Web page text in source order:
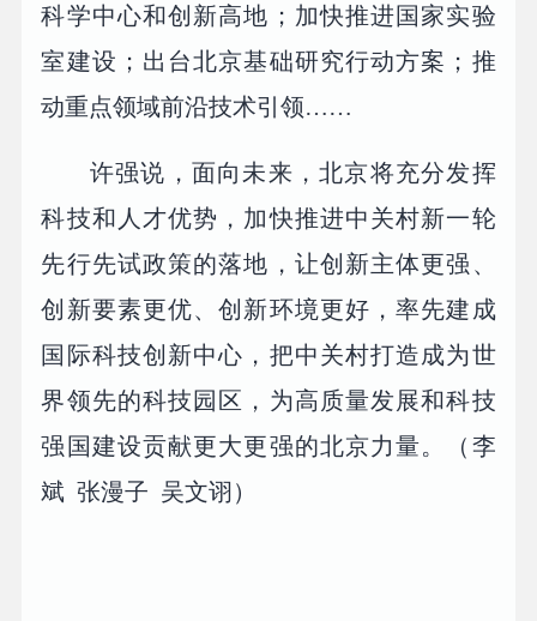
科学中心和创新高地；加快推进国家实验
室建设；出台北京基础研究行动方案；推
动重点领域前沿技术引领……
许强说，面向未来，北京将充分发挥
科技和人才优势，加快推进中关村新一轮
先行先试政策的落地，让创新主体更强、
创新要素更优、创新环境更好，率先建成
国际科技创新中心，把中关村打造成为世
界领先的科技园区，为高质量发展和科技
强国建设贡献更大更强的北京力量。（李
斌 张漫子 吴文诩）